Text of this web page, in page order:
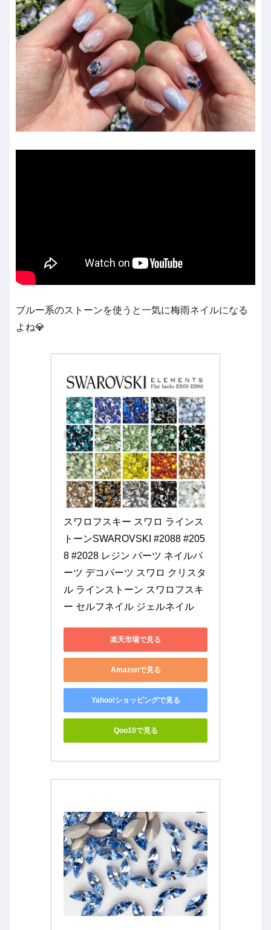
ブルー系のストーンを使うと一気に梅雨ネイルになる
よね💎
スワロフスキー スワロ ラインス
トーンSWAROVSKI #2088 #205
8 #2028 レジン パーツ ネイルパ
ーツ デコパーツ スワロ クリスタ
ル ラインストーン スワロフスキ
ー セルフネイル ジェルネイル
楽天市場で見る
Amazonで見る
Yahoo!ショッピングで見る
Qoo10で見る